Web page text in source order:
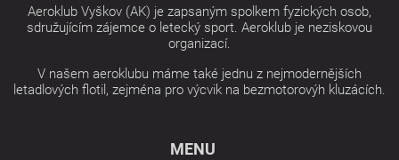
Aeroklub Vyškov (AK) je zapsaným spolkem fyzických osob,
sdružujícím zájemce o letecký sport. Aeroklub je neziskovou
organizací.
V našem aeroklubu máme také jednu z nejmodernějších
letadlových flotil, zejména pro výcvik na bezmotorovýh kluzácích.
MENU